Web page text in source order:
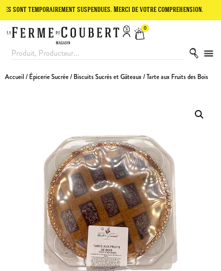
suspendues. Merci de votre compréhension. Le site
0
Accueil / Épicerie Sucrée/ Biscuits Sucrés et Gâteaux / Tarte aux Fruits des Bois